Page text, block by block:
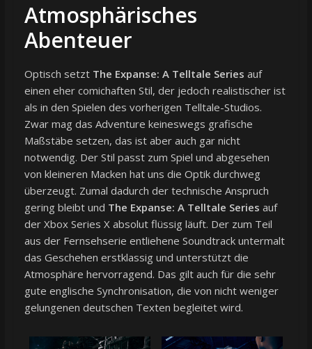
Atmosphärisches
Abenteuer
Optisch setzt The Expanse: A Telltale Series auf
einen eher comichaften Stil, der jedoch realistischer ist
als in den Spielen des vorherigen Telltale-Studios.
Zwar mag das Adventure keineswegs grafische
Maßstäbe setzen, das ist aber auch gar nicht
notwendig. Der Stil passt zum Spiel und abgesehen
von kleineren Macken hat uns die Optik durchweg
überzeugt. Zumal dadurch der technische Anspruch
gering bleibt und The Expanse: A Telltale Series auf
der Xbox Series X absolut flüssig läuft. Der zum Teil
aus der Fernsehserie entliehene Soundtrack untermalt
das Geschehen erstklassig und unterstützt die
Atmosphäre hervorragend. Das gilt auch für die sehr
gute englische Synchronisation, die von nicht weniger
gelungenen deutschen Texten begleitet wird.